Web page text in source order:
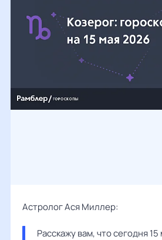
Астролог Ася Миллер:
Расскажу вам, что сегодня